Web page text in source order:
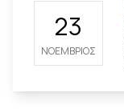
23
ΝΟΈΜΒΡΙΟΣ